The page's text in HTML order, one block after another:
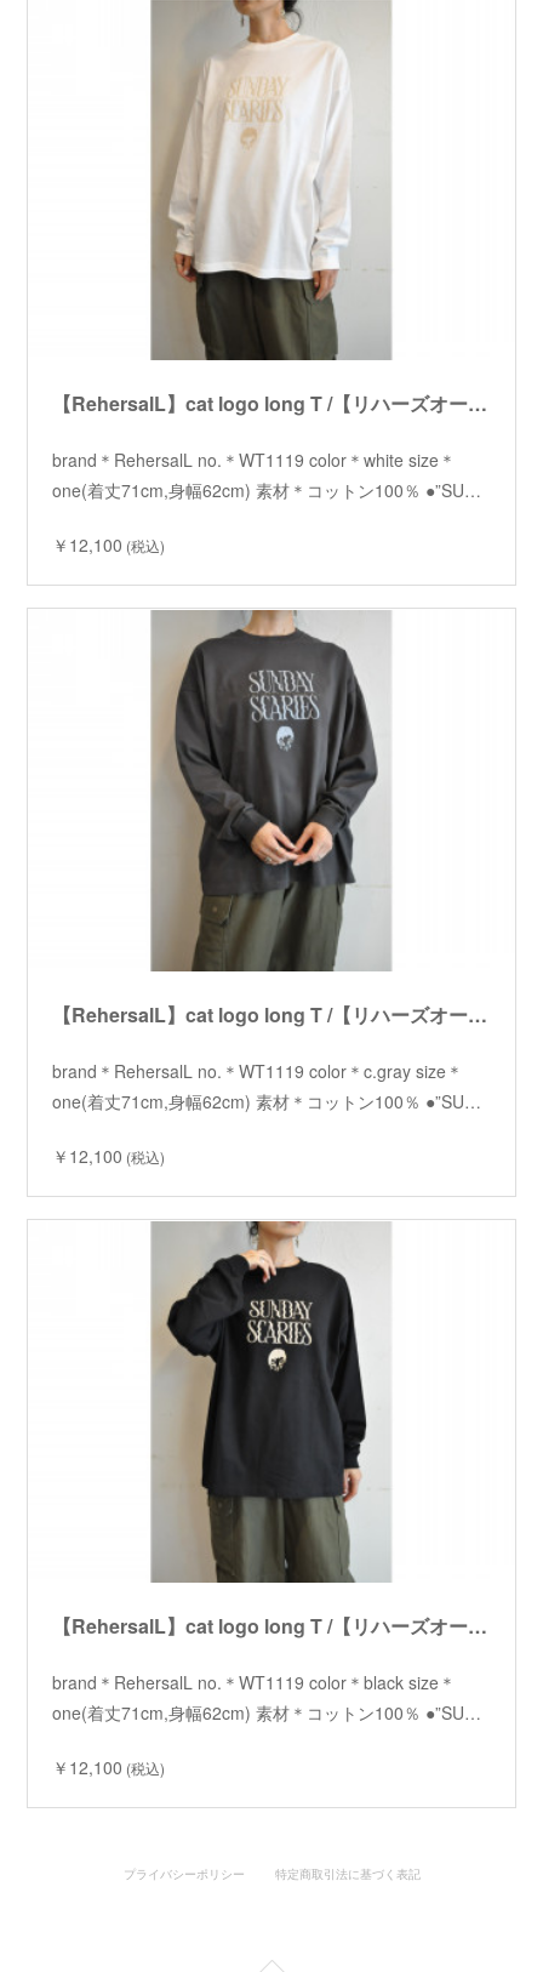
【RehersalL】cat logo long T /【リハーズオール】キャットロゴロンT
brand＊RehersalL no.＊WT1119 color＊white size＊
one(着丈71cm,身幅62cm) 素材＊コットン100％ ●”SU…
￥12,100 (税込)
【RehersalL】cat logo long T /【リハーズオール】キャットロゴロンT
brand＊RehersalL no.＊WT1119 color＊c.gray size＊
one(着丈71cm,身幅62cm) 素材＊コットン100％ ●”SU…
￥12,100 (税込)
【RehersalL】cat logo long T /【リハーズオール】キャットロゴロンT
brand＊RehersalL no.＊WT1119 color＊black size＊
one(着丈71cm,身幅62cm) 素材＊コットン100％ ●”SU…
￥12,100 (税込)
プライバシーポリシー 特定商取引法に基づく表記